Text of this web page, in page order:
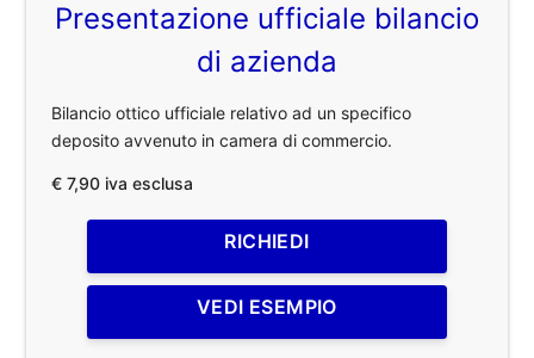
Presentazione ufficiale bilancio
di azienda
Bilancio ottico ufficiale relativo ad un specifico
deposito avvenuto in camera di commercio.
€ 7,90 iva esclusa
RICHIEDI
VEDI ESEMPIO